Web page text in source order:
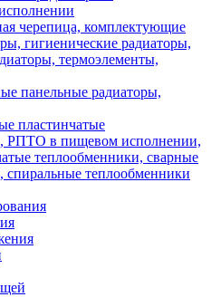
черепица, комплектующие
гигиенические радиаторы,
термоэлементы,
панельные радиаторы,
пластинчатые
РПТО в пищевом исполнении,
теплообменники, сварные
спиральные теплообменники